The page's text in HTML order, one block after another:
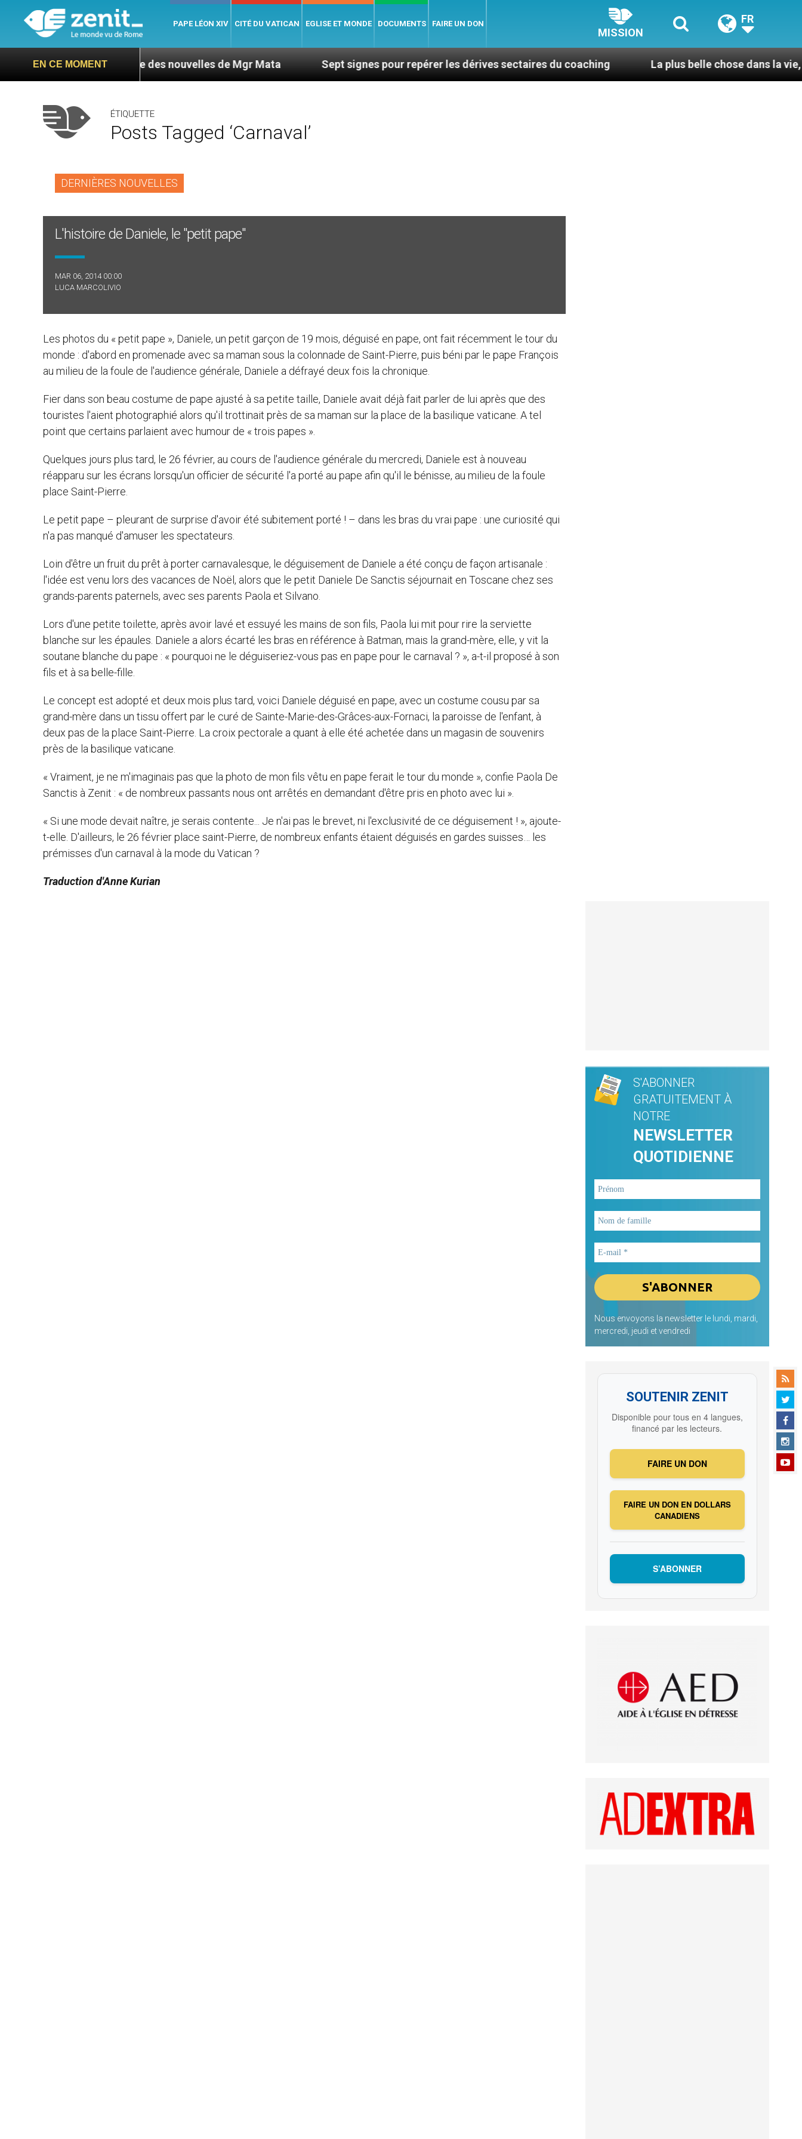
PAPE LÉON XIV CITÉ DU VATICAN EGLISE ET MONDE DOCUMENTS FAIRE UN DON
MISSION
FR
EN CE MOMENT
: L’ONU exige des nouvelles de Mgr Mata Sept signes pour repérer les dérives sectaires du coaching La plus belle chose dans la vie, c’est
ÉTIQUETTE
Posts Tagged ‘carnaval’
DERNIÈRES NOUVELLES
L'histoire de Daniele, le "petit pape"
MAR 06, 2014 00:00
LUCA MARCOLIVIO
Les photos du « petit pape », Daniele, un petit garçon de 19 mois, déguisé en pape, ont fait récemment le tour du
monde : d'abord en promenade avec sa maman sous la colonnade de Saint-Pierre, puis béni par le pape François
au milieu de la foule de l'audience générale, Daniele a défrayé deux fois la chronique.
Fier dans son beau costume de pape ajusté à sa petite taille, Daniele avait déjà fait parler de lui après que des
touristes l'aient photographié alors qu'il trottinait près de sa maman sur la place de la basilique vaticane. A tel
point que certains parlaient avec humour de « trois papes ».
Quelques jours plus tard, le 26 février, au cours de l'audience générale du mercredi, Daniele est à nouveau
réapparu sur les écrans lorsqu'un officier de sécurité l'a porté au pape afin qu'il le bénisse, au milieu de la foule
place Saint-Pierre.
Le petit pape – pleurant de surprise d'avoir été subitement porté ! – dans les bras du vrai pape : une curiosité qui
n'a pas manqué d'amuser les spectateurs.
Loin d'être un fruit du prêt à porter carnavalesque, le déguisement de Daniele a été conçu de façon artisanale :
l'idée est venu lors des vacances de Noël, alors que le petit Daniele De Sanctis séjournait en Toscane chez ses
grands-parents paternels, avec ses parents Paola et Silvano.
Lors d'une petite toilette, après avoir lavé et essuyé les mains de son fils, Paola lui mit pour rire la serviette
blanche sur les épaules. Daniele a alors écarté les bras en référence à Batman, mais la grand-mère, elle, y vit la
soutane blanche du pape : « pourquoi ne le déguiseriez-vous pas en pape pour le carnaval ? », a-t-il proposé à son
fils et à sa belle-fille.
Le concept est adopté et deux mois plus tard, voici Daniele déguisé en pape, avec un costume cousu par sa
grand-mère dans un tissu offert par le curé de Sainte-Marie-des-Grâces-aux-Fornaci, la paroisse de l'enfant, à
deux pas de la place Saint-Pierre. La croix pectorale a quant à elle été achetée dans un magasin de souvenirs
près de la basilique vaticane.
« Vraiment, je ne m'imaginais pas que la photo de mon fils vêtu en pape ferait le tour du monde », confie Paola De
Sanctis à Zenit : « de nombreux passants nous ont arrêtés en demandant d'être pris en photo avec lui ».
« Si une mode devait naître, je serais contente... Je n'ai pas le brevet, ni l'exclusivité de ce déguisement ! », ajoute-
t-elle. D'ailleurs, le 26 février place saint-Pierre, de nombreux enfants étaient déguisés en gardes suisses… les
prémisses d'un carnaval à la mode du Vatican ?
Traduction d'Anne Kurian
S'ABONNER
GRATUITEMENT À
NOTRE
NEWSLETTER
QUOTIDIENNE
Nous envoyons la newsletter le lundi, mardi,
mercredi, jeudi et vendredi
SOUTENIR ZENIT
Disponible pour tous en 4 langues,
financé par les lecteurs.
FAIRE UN DON
FAIRE UN DON EN DOLLARS
CANADIENS
S’ABONNER